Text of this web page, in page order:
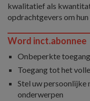
kwalitatief als
opdrachtgevers om
Word inct.abonnee
Onbeperkte
Toegang tot het
Stel uw persoonlijke
onderwerpen